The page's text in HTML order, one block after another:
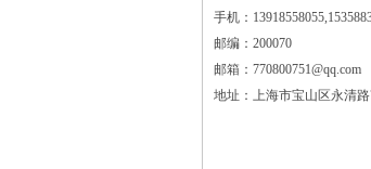
手机：
邮编：200070
邮箱：770800751@qq.com
地址：上海市宝山区永清